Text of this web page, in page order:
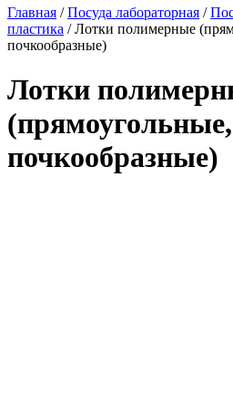
Главная /Посуда лабораторная /
пластика / Лотки полимерные
почкообразные)
Лотки
(прямоугольные,
почкообразные)